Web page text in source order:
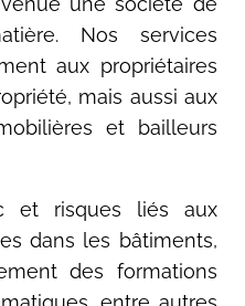
Nos services
aux propriétaires
mais aussi aux
et bailleurs
et risques liés aux
dans les bâtiments,
des formations